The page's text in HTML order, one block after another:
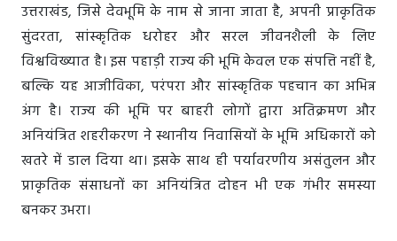
उत्तराखंड, जिसे देवभूमि के नाम से जाना जाता है, अपनी प्राकृतिक
सुंदरता, सांस्कृतिक धरोहर और सरल जीवनशैली के लिए
विश्वविख्यात है। इस पहाड़ी राज्य की भूमि केवल एक संपत्ति नहीं है,
बल्कि यह आजीविका, परंपरा और सांस्कृतिक पहचान का अभिन्न
अंग है। राज्य की भूमि पर बाहरी लोगों द्वारा अतिक्रमण और
अनियंत्रित शहरीकरण ने स्थानीय निवासियों के भूमि अधिकारों को
खतरे में डाल दिया था। इसके साथ ही पर्यावरणीय असंतुलन और
प्राकृतिक संसाधनों का अनियंत्रित दोहन भी एक गंभीर समस्या
बनकर उभरा।